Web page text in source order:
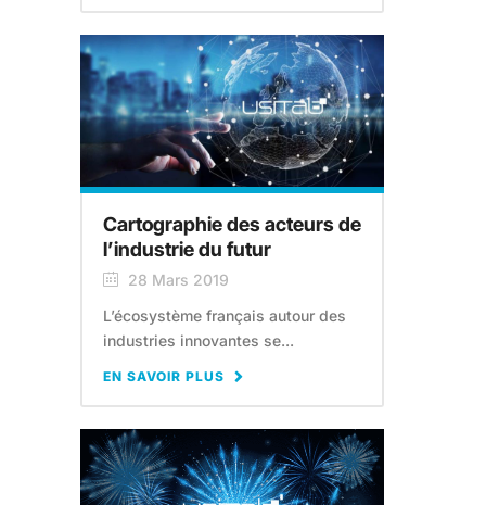
Cartographie des acteurs de
l’industrie du futur
28 Mars 2019
L’écosystème français autour des
industries innovantes se...
EN SAVOIR PLUS